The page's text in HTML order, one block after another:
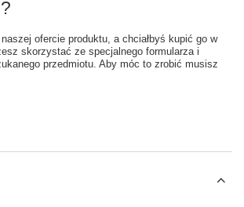
ofercie produktu, a chciałbyś kupić go w
skorzystać ze specjalnego formularza i
przedmiotu. Aby móc to zrobić musisz